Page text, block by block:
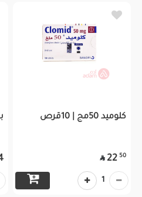
كلوميد 50مج | 10قرص
50
22

1